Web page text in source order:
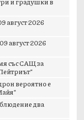
и градушки в
август 2026
август 2026
със САЩ за
вероятно е
два